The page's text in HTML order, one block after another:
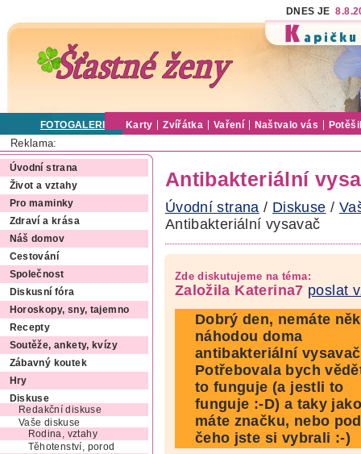
DNES JE
FOTOGALERIE Karty Zvířátka Vaření Naštvalo vás
Reklama:
Úvodní strana
Život a vztahy
Pro maminky
Zdraví a krása
Náš domov
Cestování
Společnost
Diskusní fóra
Horoskopy, sny, tajemno
Recepty
Soutěže, ankety, kvízy
Zábavný koutek
Hry
Diskuse
Redakční diskuse
Vaše diskuse
Rodina, vztahy
Těhotenství, porod
Antibakteriální
Úvodní strana / Diskuse /
Antibakteriální vysavač
Zde diskutujeme na téma:
Založila Katerina7 poslat
Dobrý den, nemáte
náhodou doma
antibakteriální
Potřebovala bych
to funguje (a jestli to
funguje :-D) a taky
máte značku, nebo
čeho jste si vybrali :-)